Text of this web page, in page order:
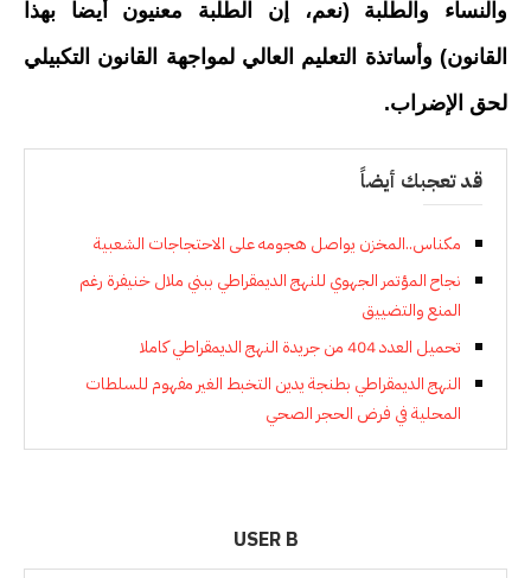
والنساء والطلبة (نعم، إن الطلبة معنيون أيضا بهذا
القانون) وأساتذة التعليم العالي لمواجهة القانون التكبيلي
لحق الإضراب.
قد تعجبك أيضاً
مكناس..المخزن يواصل هجومه على الاحتجاجات الشعبية
نجاح المؤتمر الجهوي للنهج الديمقراطي ببني ملال خنيفرة رغم
المنع والتضييق
تحميل العدد 404 من جريدة النهج الديمقراطي كاملا
النهج الديمقراطي بطنجة يدين التخبط الغير مفهوم للسلطات
المحلية في فرض الحجر الصحي
USER B